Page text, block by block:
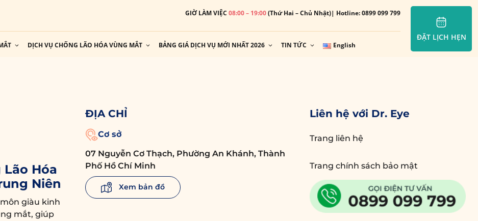
GIỜ LÀM VIỆC 08:00 – 19:00(Thứ Hai – Chủ Nhật)| Hotline: 0899 099 799
DỊCH VỤ CHỐNG LÃO HÓA VÙNG MẮT BẢNG GIÁ DỊCH VỤ MỚI NHẤT 2026 TIN TỨC English
ĐẶT LỊCH HẸN
Hóa
Niên
giàu kinh
mắt, giúp
ĐỊA CHỈ
Cơ sở
07 Nguyễn Cơ Thạch, Phường An Khánh, Thành
Phố Hồ Chí Minh
Xem bản đồ
Liên hệ với Dr. Eye
Trang liên hệ
Trang chính sách bảo mật